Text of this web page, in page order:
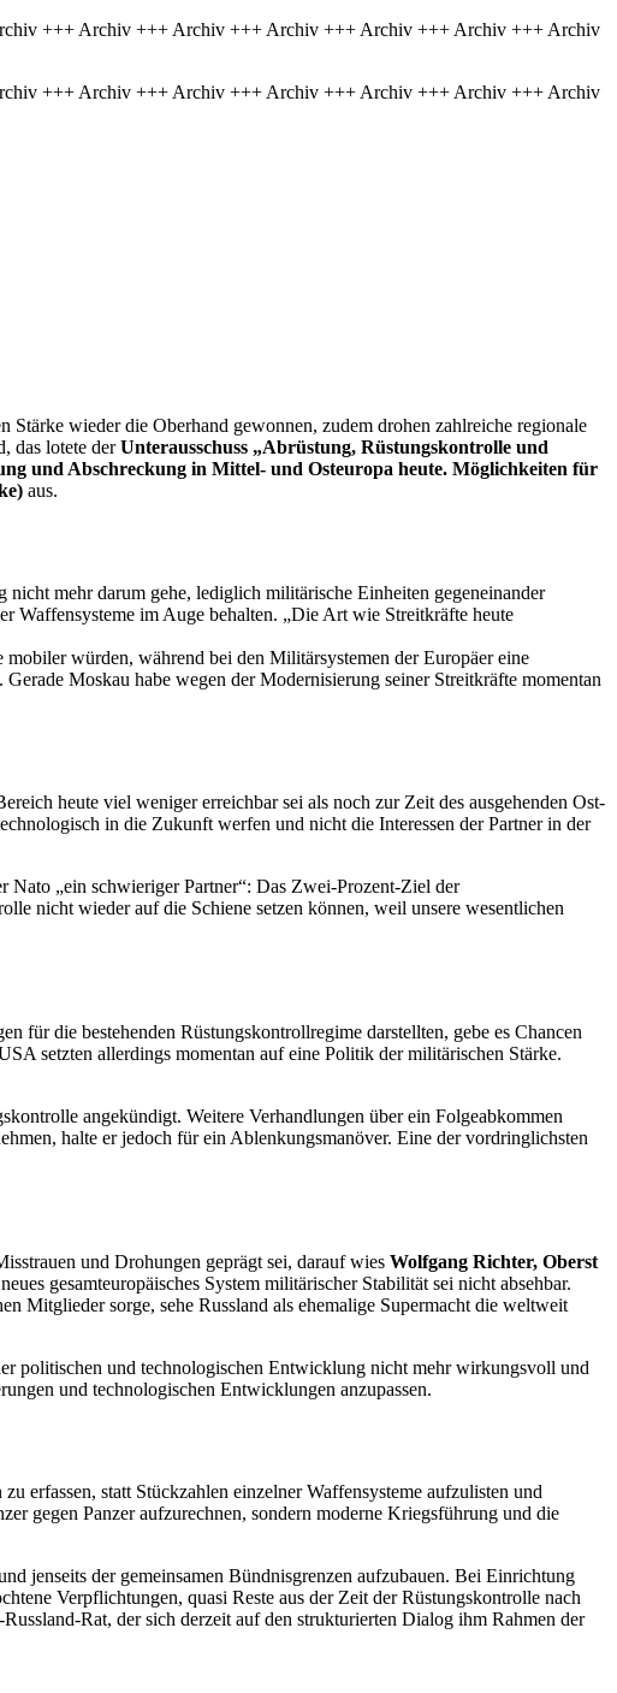
+++ Archiv +++ Archiv +++ Archiv +++ Archiv +++ Archiv +++ Archiv
+++ Archiv +++ Archiv +++ Archiv +++ Archiv +++ Archiv +++ Archiv
wieder die Oberhand gewonnen, zudem drohen zahlreiche regionale
das lotete derUnterausschuss „Abrüstung, Rüstungskontrolle und
und Abschreckung in Mittel- und Osteuropa heute. Möglichkeiten für
aus.
nicht mehr darum gehe, lediglich militärische Einheiten gegeneinander
Waffensysteme im Auge behalten. „Die Art wie Streitkräfte heute
würden, während bei den Militärsystemen der Europäer eine
Moskau habe wegen der Modernisierung seiner Streitkräfte momentan
heute viel weniger erreichbar sei als noch zur Zeit des ausgehenden Ost-
in die Zukunft werfen und nicht die Interessen der Partner in der
„ein schwieriger Partner“: Das Zwei-Prozent-Ziel der
nicht wieder auf die Schiene setzen können, weil unsere wesentlichen
für die bestehenden Rüstungskontrollregime darstellten, gebe es Chancen
setzten allerdings momentan auf eine Politik der militärischen Stärke.
angekündigt. Weitere Verhandlungen über ein Folgeabkommen
halte er jedoch für ein Ablenkungsmanöver. Eine der vordringlichsten
und Drohungen geprägt sei, darauf wies Wolfgang Richter, Oberst
gesamteuropäisches System militärischer Stabilität sei nicht absehbar.
Mitglieder sorge, sehe Russland als ehemalige Supermacht die weltweit
politischen und technologischen Entwicklung nicht mehr wirkungsvoll und
und technologischen Entwicklungen anzupassen.
erfassen, statt Stückzahlen einzelner Waffensysteme aufzulisten und
gegen Panzer aufzurechnen, sondern moderne Kriegsführung und die
jenseits der gemeinsamen Bündnisgrenzen aufzubauen. Bei Einrichtung
Verpflichtungen, quasi Reste aus der Zeit der Rüstungskontrolle nach
Rat, der sich derzeit auf den strukturierten Dialog ihm Rahmen der